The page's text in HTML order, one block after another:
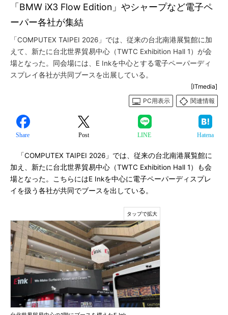
「BMW iX3 Flow Edition」やシャープなど電子ペ
ーパー各社が集結
「COMPUTEX TAIPEI 2026」では、従来の台北南港展覧館に加
えて、新たに台北世界貿易中心（TWTC Exhibition Hall 1）が会
場となった。同会場には、E Inkを中心とする電子ペーパーディ
スプレイ各社が共同ブースを出展している。
[ITmedia]
PC用表示
関連情報
Share Post LINE Hatena
「COMPUTEX TAIPEI 2026」では、従来の台北南港展覧館に
加え、新たに台北世界貿易中心（TWTC Exhibition Hall 1）も会
場となった。こちらにはE Inkを中心に電子ペーパーディスプレ
イを扱う各社が共同でブースを出している。